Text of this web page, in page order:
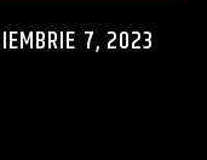
7, 2023